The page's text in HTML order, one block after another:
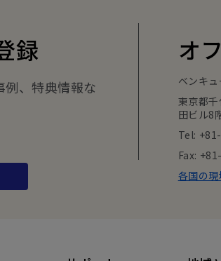
録
例、特典情報な
オ
ベンキ
東京都
田ビル8
Tel:
Fax:
各国の